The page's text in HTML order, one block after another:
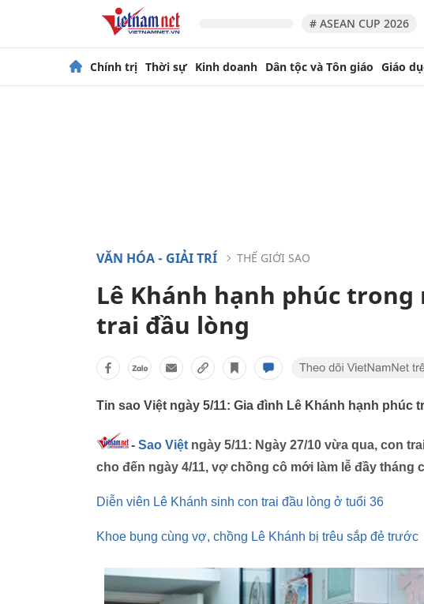
# ASEAN CUP 2026
Chính trị Thời sự Kinh doanh Dân tộc và Tôn giáo Giáo
VĂN HÓA - GIẢI TRÍ THẾ GIỚI SAO
Lê Khánh hạnh phúc trong
trai đầu lòng
Tin sao Việt ngày 5/11: Gia đình Lê Khánh hạnh phúc
- Sao Việt ngày 5/11: Ngày 27/10 vừa qua, con
cho đến ngày 4/11, vợ chồng cô mới làm lễ đầy tháng
Diễn viên Lê Khánh sinh con trai đầu lòng ở tuổi 36
Khoe bụng cùng vợ, chồng Lê Khánh bị trêu sắp đẻ trước